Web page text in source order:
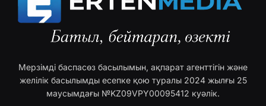
Мерзімді баспасөз басылымын, ақпарат агенттігін және
желілік басылымды есепке қою туралы 2024 жылғы 25
маусымдағы №KZ09VPY00095412 куәлік.